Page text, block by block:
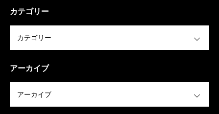
カテゴリー
アーカイブ